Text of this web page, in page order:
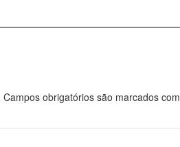
Campos obrigatórios são marcados com